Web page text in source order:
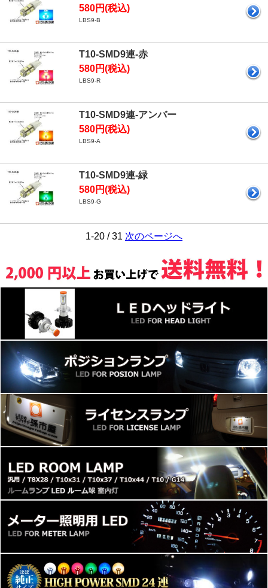
580円(税込)
LBS9-B
T10-SMD9連-赤
580円(税込)
LBS9-R
T10-SMD9連-アンバー
580円(税込)
LBS9-A
T10-SMD9連-緑
580円(税込)
LBS9-G
1-20 / 31 次のページへ